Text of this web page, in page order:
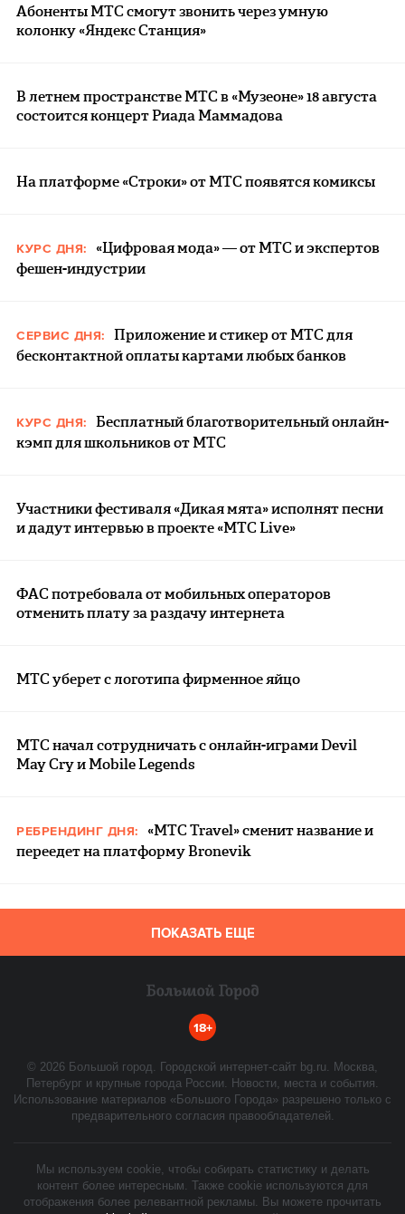
Абоненты МТС смогут звонить через умную
колонку «Яндекс Станция»
В летнем пространстве МТС в «Музеоне» 18 августа
состоится концерт Риада Маммадова
На платформе «Строки» от МТС появятся комиксы
КУРС ДНЯ:
«Цифровая мода» — от МТС и экспертов
фешен-индустрии
СЕРВИС ДНЯ:
Приложение и стикер от МТС для
бесконтактной оплаты картами любых банков
КУРС ДНЯ:
Бесплатный благотворительный онлайн-
кэмп для школьников от МТС
Участники фестиваля «Дикая мята» исполнят песни
и дадут интервью в проекте «МТС Live»
ФАС потребовала от мобильных операторов
отменить плату за раздачу интернета
МТС уберет с логотипа фирменное яйцо
МТС начал сотрудничать с онлайн-играми Devil
May Cry и Mobile Legends
РЕБРЕНДИНГ ДНЯ:
«МТС Travel» сменит название и
переедет на платформу Bronevik
ПОКАЗАТЬ ЕЩЕ
18+
© 2026 Большой город. Городской интернет-сайт bg.ru. Москва,
Петербург и крупные города России. Новости, места и события.
Использование материалов «Большого Города» разрешено только с
предварительного согласия правообладателей.
Мы используем cookie, чтобы собирать статистику и делать
контент более интересным. Также cookie используются для
отображения более релевантной рекламы. Вы можете прочитать